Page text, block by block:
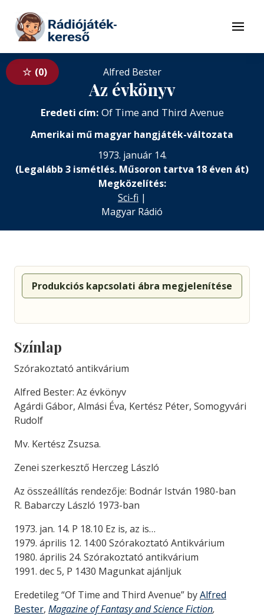
Tovább a tartalomhoz
Menü
0 Alfred Bester
Az évkönyv
Eredeti cím: Of Time and Third Avenue
Amerikai mű magyar hangjáték-változata
1973. január 14.
(Legalább 3 ismétlés. Műsoron tartva 18 éven át)
Megközelítés:
Sci-fi |
Magyar Rádió
Produkciós kapcsolati ábra megjelenítése
Színlap
Szórakoztató antikvárium
Alfred Bester: Az évkönyv
Agárdi Gábor, Almási Éva, Kertész Péter, Somogyvári
Rudolf
Mv. Kertész Zsuzsa.
Zenei szerkesztő Herczeg László
Az összeállítás rendezője: Bodnár István 1980-ban
R. Babarczy László 1973-ban
1973. jan. 14. P 18.10 Ez is, az is…
1979. április 12. 14:00 Szórakoztató Antikvárium
1980. április 24. Szórakoztató antikvárium
1991. dec 5, P 1430 Magunkat ajánljuk
Eredetileg “Of Time and Third Avenue” byAlfred
Bester, Magazine of Fantasy and Science Fiction,